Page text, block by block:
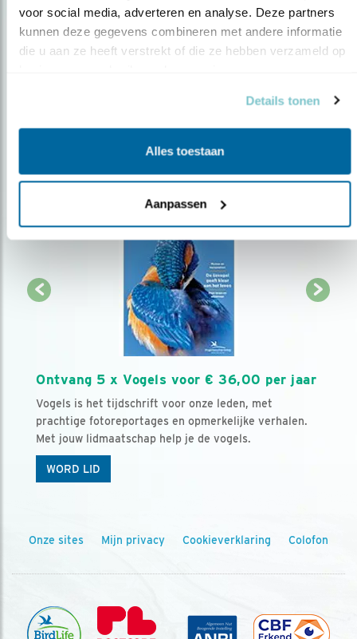
voor social media, adverteren en analyse. Deze partners
kunnen deze gegevens combineren met andere informatie
die u aan ze heeft verstrekt of die ze hebben verzameld op
Details tonen
Alles toestaan
Aanpassen
over vogels en activiteiten van Vogelbescherming.
AANMELDEN VOGELNIEUWS
Ontvang 5 x Vogels voor € 36,00 per jaar
Vogels is het tijdschrift voor onze leden, met
prachtige fotoreportages en opmerkelijke verhalen.
Met jouw lidmaatschap help je de vogels.
WORD LID
Onze sites Mijn privacy Cookieverklaring Colofon